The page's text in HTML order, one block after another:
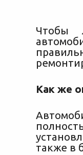
Чтобы
Как же
также в